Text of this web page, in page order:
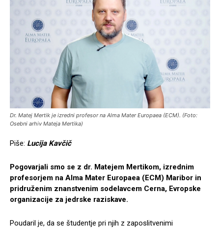
Dr. Matej Mertik je izredni profesor na Alma Mater Europaea (ECM). (Foto:
Osebni arhiv Mateja Mertika)
Piše: Lucija Kavčič
Pogovarjali smo se z dr. Matejem Mertikom, izrednim
profesorjem na Alma Mater Europaea (ECM) Maribor in
pridruženim znanstvenim sodelavcem Cerna, Evropske
organizacije za jedrske raziskave.
Poudaril je, da se študentje pri njih z zaposlitvenimi